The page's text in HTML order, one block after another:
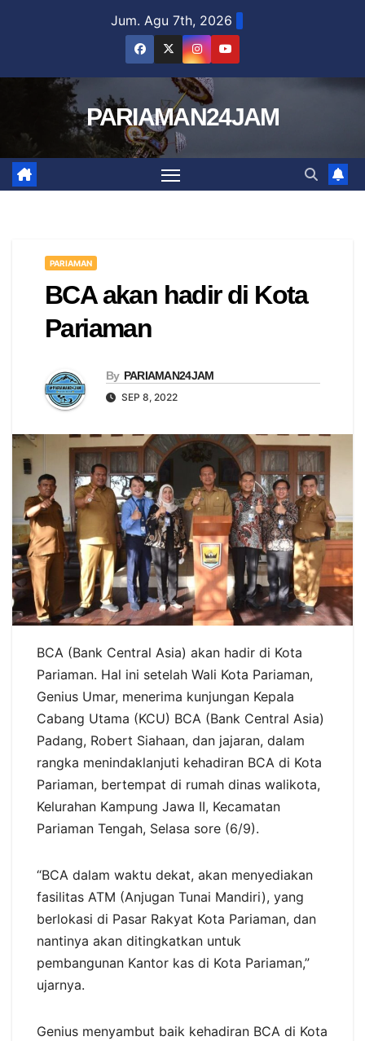
Jum. Agu 7th, 2026
PARIAMAN24JAM
PARIAMAN
BCA akan hadir di Kota
Pariaman
By PARIAMAN24JAM
SEP 8, 2022
BCA (Bank Central Asia) akan hadir di Kota
Pariaman. Hal ini setelah Wali Kota Pariaman,
Genius Umar, menerima kunjungan Kepala
Cabang Utama (KCU) BCA (Bank Central Asia)
Padang, Robert Siahaan, dan jajaran, dalam
rangka menindaklanjuti kehadiran BCA di Kota
Pariaman, bertempat di rumah dinas walikota,
Kelurahan Kampung Jawa II, Kecamatan
Pariaman Tengah, Selasa sore (6/9).
“BCA dalam waktu dekat, akan menyediakan
fasilitas ATM (Anjugan Tunai Mandiri), yang
berlokasi di Pasar Rakyat Kota Pariaman, dan
nantinya akan ditingkatkan untuk
pembangunan Kantor kas di Kota Pariaman,”
ujarnya.
Genius menyambut baik kehadiran BCA di Kota